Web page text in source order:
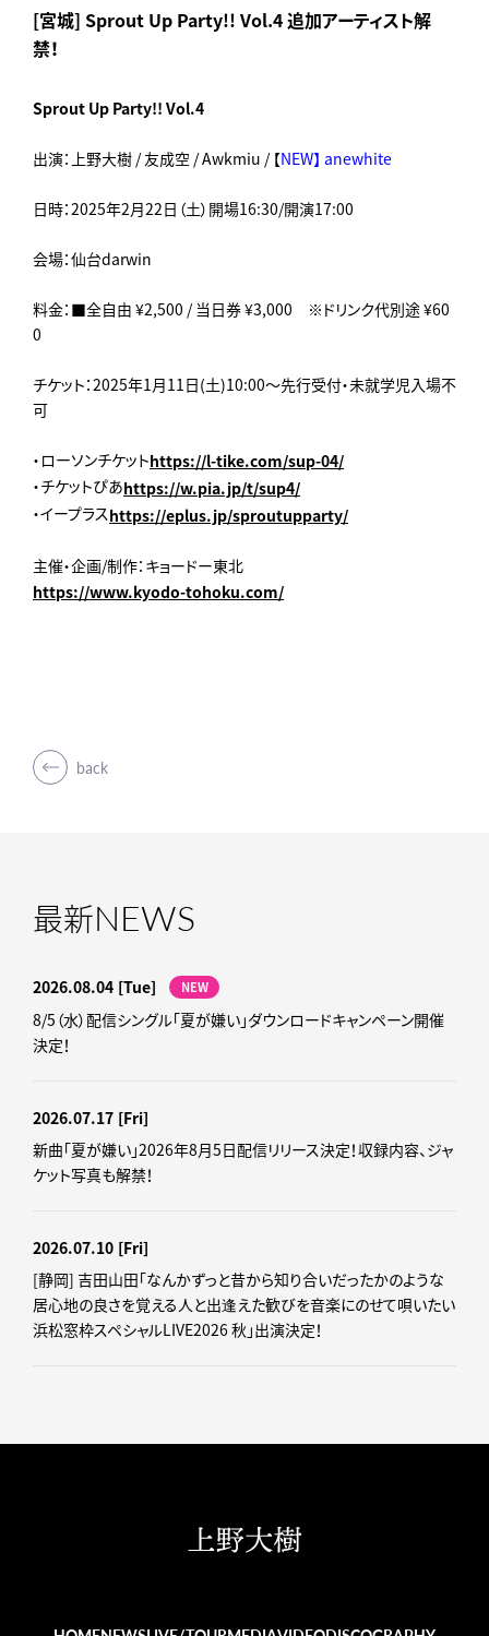
[宮城] Sprout Up Party!! Vol.4 追加アーティスト解
禁！
Sprout Up Party!! Vol.4
出演：上野大樹 / 友成空 / Awkmiu / 【NEW】 anewhite
日時：2025年2月22日（土）開場16:30/開演17:00
会場：仙台darwin
料金：■全自由 ¥2,500 / 当日券 ¥3,000 ※ドリンク代別途 ¥60
0
チケット：2025年1月11日(土)10:00～先行受付・未就学児入場不
可
・ローソンチケットhttps://l-tike.com/sup-04/
・チケットぴあhttps://w.pia.jp/t/sup4/
・イープラスhttps://eplus.jp/sproutupparty/
主催・企画/制作：キョードー東北
https://www.kyodo-tohoku.com/
back
最新NEWS
2026.08.04 [Tue] NEW
8/5（水）配信シングル「夏が嫌い」ダウンロードキャンペーン開催
決定！
2026.07.17 [Fri]
新曲「夏が嫌い」2026年8月5日配信リリース決定！収録内容、ジャ
ケット写真も解禁！
2026.07.10 [Fri]
[静岡] 吉田山田「なんかずっと昔から知り合いだったかのような
居心地の良さを覚える人と出逢えた歓びを音楽にのせて唄いたい
浜松窓枠スペシャルLIVE2026 秋」出演決定！